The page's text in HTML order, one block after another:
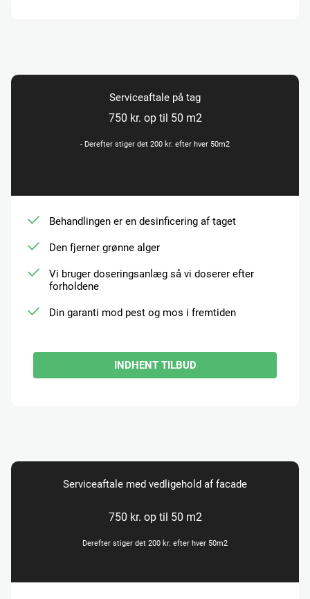
Serviceaftale på tag
750 kr. op til 50 m2
- Derefter stiger det 200 kr. efter hver 50m2
Behandlingen er en desinficering af taget
Den fjerner grønne alger
Vi bruger doseringsanlæg så vi doserer efter
forholdene
Din garanti mod pest og mos i fremtiden
INDHENT TILBUD
Serviceaftale med vedligehold af facade
750 kr. op til 50 m2
Derefter stiger det 200 kr. efter hver 50m2